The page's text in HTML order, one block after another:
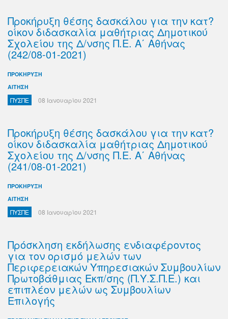
Προκήρυξη θέσης δασκάλου για την κατ?
οίκον διδασκαλία μαθήτριας Δημοτικού
Σχολείου της Δ/νσης Π.Ε. Α΄ Αθήνας
(242/08-01-2021)
ΠΡΟΚΗΡΥΞΗ
ΑΙΤΗΣΗ
ΠΥΣΠΕ 08 Ιανουαρίου 2021
Προκήρυξη θέσης δασκάλου για την κατ?
οίκον διδασκαλία μαθήτριας Δημοτικού
Σχολείου της Δ/νσης Π.Ε. Α΄ Αθήνας
(241/08-01-2021)
ΠΡΟΚΗΡΥΞΗ
ΑΙΤΗΣΗ
ΠΥΣΠΕ 08 Ιανουαρίου 2021
Πρόσκληση εκδήλωσης ενδιαφέροντος
για τον ορισμό μελών των
Περιφερειακών Υπηρεσιακών Συμβουλίων
Πρωτοβάθμιας Εκπ/σης (Π.Υ.Σ.Π.Ε.) και
επιπλέον μελών ως Συμβουλίων
Επιλογής